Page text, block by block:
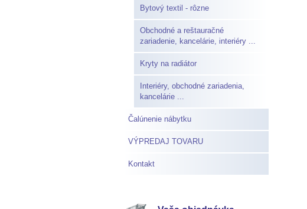
Bytový textil - rôzne
Obchodné a reštauračné
zariadenie, kancelárie, interiéry ...
Kryty na radiátor
Interiéry, obchodné zariadenia,
kancelárie ...
Čalúnenie nábytku
VÝPREDAJ TOVARU
Kontakt